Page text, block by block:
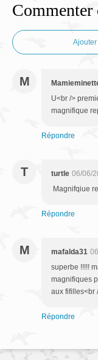
Commenter
M
U<br />
magnifique
Répondre
T turtle 06/06/
Magnifqiue
Répondre
M mafalda31
superbe !!!!!
magnifiques
aux fifilles<br
Répondre